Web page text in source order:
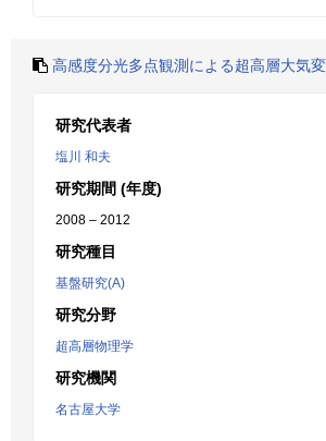
高感度分光多点観測による超高層大気
研究代表者
塩川 和夫
研究期間 (年度)
2008 – 2012
研究種目
基盤研究(A)
研究分野
超高層物理学
研究機関
名古屋大学